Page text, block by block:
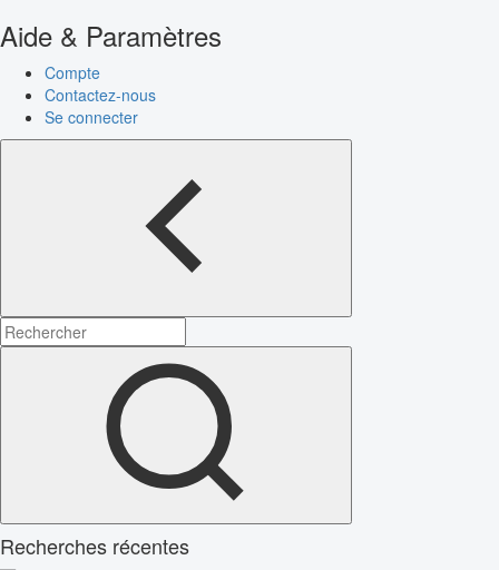
Aide & Paramètres
Compte
Contactez-nous
Se connecter
Recherches récentes